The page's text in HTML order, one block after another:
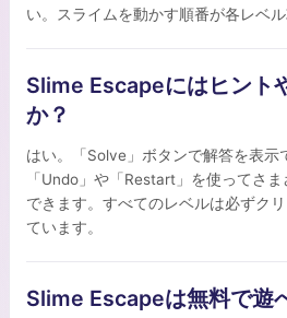
い。スライムを動かす順番が各レベル
Slime Escapeにはヒント
か？
はい。「Solve」ボタンで解答を表示
「Undo」や「Restart」を使ってさ
できます。すべてのレベルは必ずク
ています。
Slime Escapeは無料で遊